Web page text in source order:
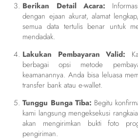
Berikan Detail Acara:
dengan ejaan akurat, alamat
semua data tertulis benar untuk
mendadak.
Lakukan Pembayaran Valid:
berbagai opsi metode
keamanannya. Anda bisa leluasa
transfer bank atau e-wallet.
Tunggu Bunga Tiba: Begitu
kami langsung mengeksekusi
akan mengirimkan bukti foto
pengiriman.